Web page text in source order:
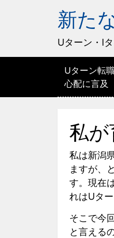
新た
Uターン・I
Uターン転
心配に言及
私
私は新潟
ますが、
す。現在
れはUタ
そこで今
と言える